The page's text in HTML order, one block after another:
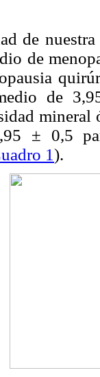
de
de
de
mineral
± 0,5
1).